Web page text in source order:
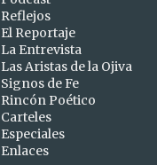
abr 10
marzo
mar 25
mar 24
mar 19
Reflejos
El Reportaje
La Entrevista
Las Aristas de la Ojiva
Signos de Fe
Rincón Poético
Carteles
Especiales
Enlaces